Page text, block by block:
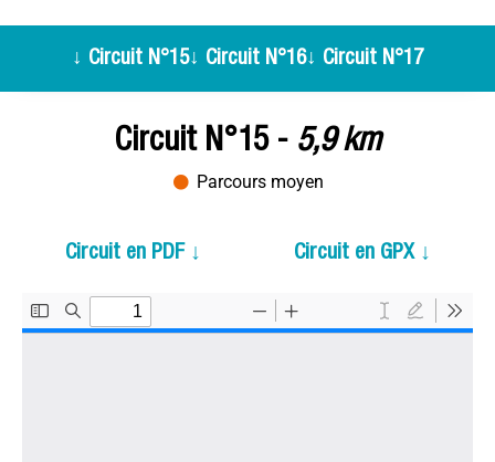
↓ Circuit N°15↓ Circuit N°16↓ Circuit N°17
Circuit N°15 - 5,9 km
Parcours moyen
Circuit en PDF ↓ Circuit en GPX ↓